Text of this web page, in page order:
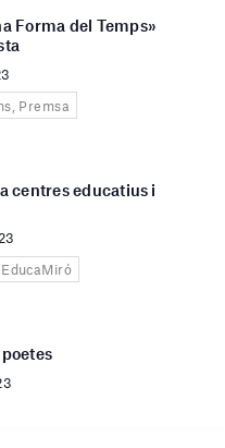
Forma del Temps»
Premsa
centres educatius i